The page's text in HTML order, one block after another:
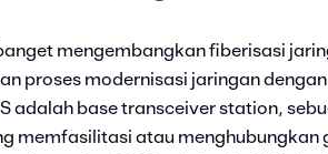
mengembangkan fiberisasi
proses modernisasi jaringan
adalah base transceiver station,
memfasilitasi atau menghubungkan